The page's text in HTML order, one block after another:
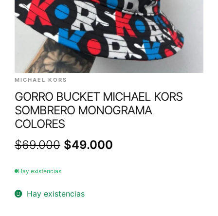
MICHAEL KORS
GORRO BUCKET MICHAEL KORS
SOMBRERO MONOGRAMA
COLORES
$69.000 $49.000
Hay existencias
Hay existencias